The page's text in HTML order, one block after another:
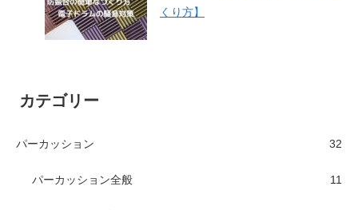
くり方】
カテゴリー
パーカッション 32
パーカッション全般 11